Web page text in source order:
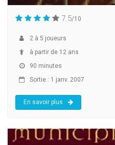
7.5/10
2 à 5 joueurs
à partir de 12 ans
90 minutes
Sortie : 1 janv. 2007
En savoir plus